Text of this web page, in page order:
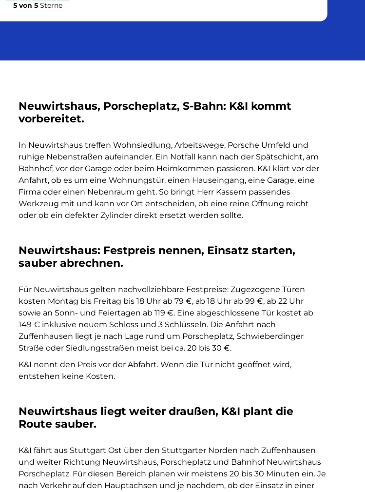
5 von 5 Sterne
Neuwirtshaus, Porscheplatz, S-Bahn: K&I kommt
vorbereitet.
In Neuwirtshaus treffen Wohnsiedlung, Arbeitswege, Porsche Umfeld und
ruhige Nebenstraßen aufeinander. Ein Notfall kann nach der Spätschicht, am
Bahnhof, vor der Garage oder beim Heimkommen passieren. K&I klärt vor der
Anfahrt, ob es um eine Wohnungstür, einen Hauseingang, eine Garage, eine
Firma oder einen Nebenraum geht. So bringt Herr Kassem passendes
Werkzeug mit und kann vor Ort entscheiden, ob eine reine Öffnung reicht
oder ob ein defekter Zylinder direkt ersetzt werden sollte.
Neuwirtshaus: Festpreis nennen, Einsatz starten,
sauber abrechnen.
Für Neuwirtshaus gelten nachvollziehbare Festpreise: Zugezogene Türen
kosten Montag bis Freitag bis 18 Uhr ab 79 €, ab 18 Uhr ab 99 €, ab 22 Uhr
sowie an Sonn- und Feiertagen ab 119 €. Eine abgeschlossene Tür kostet ab
149 € inklusive neuem Schloss und 3 Schlüsseln. Die Anfahrt nach
Zuffenhausen liegt je nach Lage rund um Porscheplatz, Schwieberdinger
Straße oder Siedlungsstraßen meist bei ca. 20 bis 30 €.
K&I nennt den Preis vor der Abfahrt. Wenn die Tür nicht geöffnet wird,
entstehen keine Kosten.
Neuwirtshaus liegt weiter draußen, K&I plant die
Route sauber.
K&I fährt aus Stuttgart Ost über den Stuttgarter Norden nach Zuffenhausen
und weiter Richtung Neuwirtshaus, Porscheplatz und Bahnhof Neuwirtshaus
Porscheplatz. Für diesen Bereich planen wir meistens 20 bis 30 Minuten ein. Je
nach Verkehr auf den Hauptachsen und je nachdem, ob der Einsatz in einer